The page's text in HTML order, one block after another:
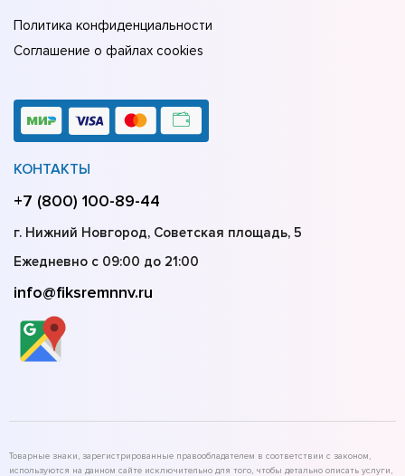
Политика конфиденциальности
Соглашение о файлах cookies
КОНТАКТЫ
+7 (800) 100-89-44
г. Нижний Новгород, Советская площадь, 5
Ежедневно с 09:00 до 21:00
info@fiksremnnv.ru
Товарные знаки, зарегистрированные правообладателем в соответствии с законом,
используются на данном сайте исключительно для того, чтобы детально описать услуги,